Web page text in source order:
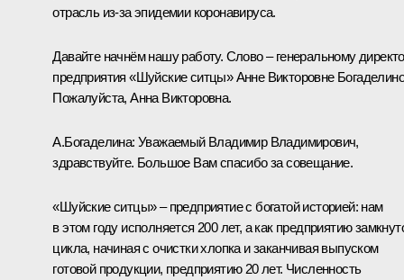
отрасль из-за эпидемии коронавируса.
Давайте начнём нашу работу. Слово – генеральному
предприятия «Шуйские ситцы» Анне Викторовне
Пожалуйста, Анна Викторовна.
А.Богаделина: Уважаемый Владимир Владимирович,
здравствуйте. Большое Вам спасибо за совещание.
«Шуйские ситцы» – предприятие с богатой историей: нам
в этом году исполняется 200 лет, а как предприятию
цикла, начиная с очистки хлопка и заканчивая выпуском
готовой продукции, предприятию 20 лет. Численность